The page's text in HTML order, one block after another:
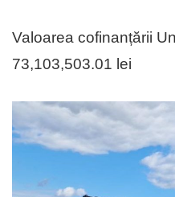
Valoarea cofinanțării
73,103,503.01 lei